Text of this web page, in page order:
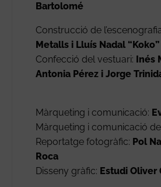
Bartolomé
Construcció de
Metalls i Lluís Nadal “Koko”
Confecció del vestuari: Inés
Antonia Pérez i Jorge
Màrqueting i comunicació:
Màrqueting i comunicació
Reportatge fotogràfic: Pol
Roca
Disseny gràfic: Estudi Oliver